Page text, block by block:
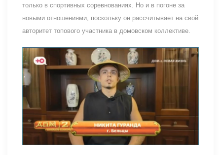
только в спортивных соревнованиях. Но и в погоне за
новыми отношениями, поскольку он рассчитывает на свой
авторитет топового участника в домовском коллективе.